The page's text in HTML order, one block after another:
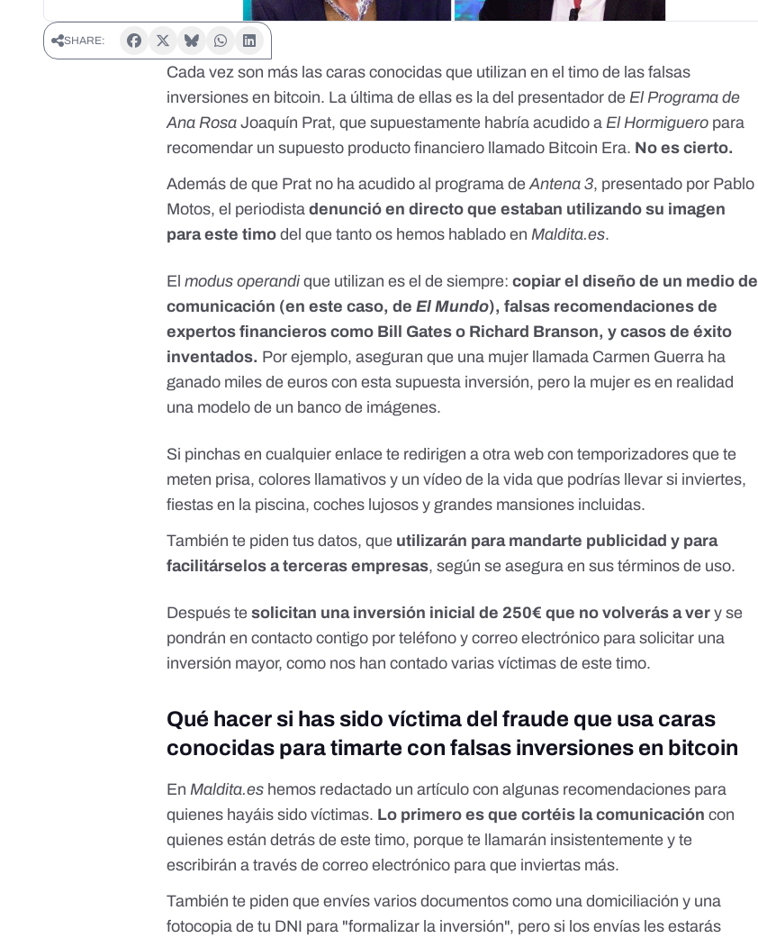
SHARE:
Cada vez son más las caras conocidas que utilizan enel timo de las falsas
inversiones en bitcoin. La última de ellas es la del presentador de El Programa de
Ana Rosa Joaquín Prat, que supuestamente habría acudido a El Hormiguero para
recomendar un supuesto producto financiero llamado Bitcoin Era. No es cierto.
Además de que Prat no ha acudido al programa deAntena 3, presentado por Pablo
Motos, el periodistadenunció en directo que estaban utilizando su imagen
para este timo del que tanto os hemos habladoen Maldita.es.
Elmodus operandique utilizan es el de siempre:copiar el diseño de un medio de
comunicación (en este caso, deEl Mundo), falsas recomendaciones de
expertos financieros como Bill Gates o Richard Branson, y casos de éxito
inventados. Por ejemplo, aseguran que una mujer llamada Carmen Guerra ha
ganado miles de euros con esta supuesta inversión, pero la mujer es en realidad
una modelo de un banco de imágenes.
Si pinchas en cualquier enlace te redirigen a otra web con temporizadores que te
meten prisa, colores llamativos y un vídeo de la vida que podrías llevar si inviertes,
fiestas en la piscina, coches lujosos y grandes mansiones incluidas.
También te piden tus datos, que utilizarán para mandarte publicidad y para
facilitárselos a terceras empresas, según se asegura en sus términos de uso.
Después tesolicitan una inversión inicial de 250€ que no volverás a ver y se
pondrán en contacto contigo por teléfono y correo electrónico para solicitar una
inversión mayor,como nos han contado varias víctimas de este timo.
Qué hacer si has sido víctima del fraude que usa caras
conocidas para timarte con falsas inversiones en bitcoin
En Maldita.es hemos redactado un artículo con algunas recomendaciones para
quienes hayáis sido víctimas. Lo primero es que cortéis la comunicación con
quienes están detrás de este timo, porque te llamarán insistentemente y te
escribirán a través de correo electrónico para que inviertas más.
También te piden que envíes varios documentos como una domiciliación y una
fotocopia de tu DNI para "formalizar la inversión", pero si los envías les estarás